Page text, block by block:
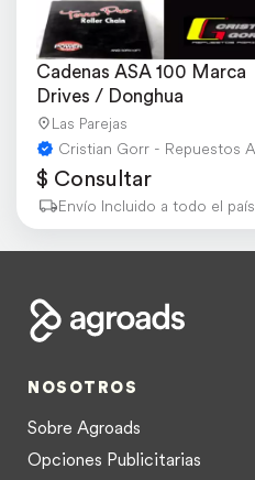
Cadenas ASA 100 Marca
Drives / Donghua
Las Parejas
$ Consultar
Envío Incluido a todo el país
NOSOTROS
Sobre Agroads
Opciones Publicitarias